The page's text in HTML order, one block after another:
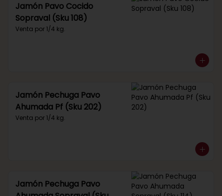
Jamón Pavo Cocido
Sopraval (Sku 108)
Venta por 1/4 kg.
Jamón Pechuga Pavo
Ahumada Pf (Sku 202)
Venta por 1/4 kg.
Jamón Pechuga Pavo